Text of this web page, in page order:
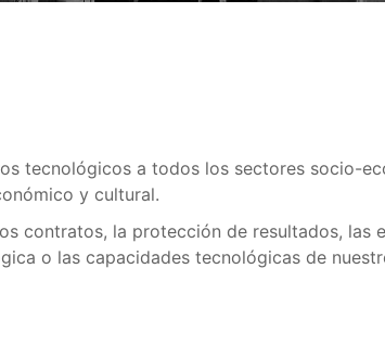
tecnológicos a todos los sectores socio-
y cultural.
contratos, la protección de resultados, las
o las capacidades tecnológicas de